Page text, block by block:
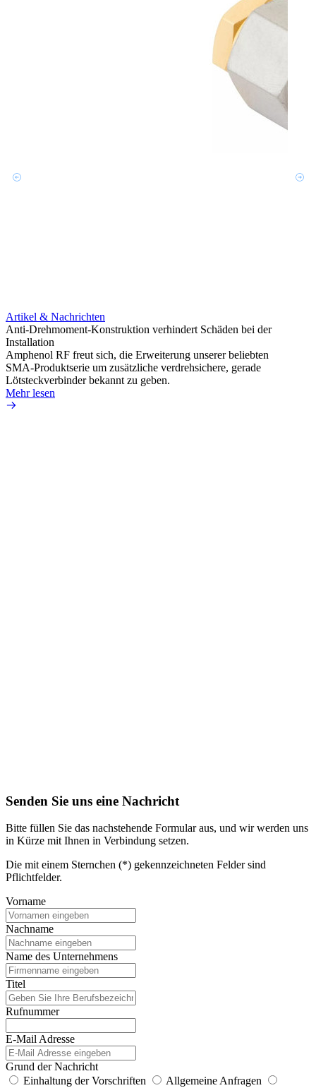
Artikel & Nachrichten
Anti-Drehmoment-Konstruktion verhindert Schäden bei der
Installation
Amphenol RF freut sich, die Erweiterung unserer beliebten
SMA-Produktserie um zusätzliche verdrehsichere, gerade
Lötsteckverbinder bekannt zu geben.
Mehr lesen
Senden Sie uns eine Nachricht
Bitte füllen Sie das nachstehende Formular aus, und wir werden uns
in Kürze mit Ihnen in Verbindung setzen.
Die mit einem Sternchen (*) gekennzeichneten Felder sind
Pflichtfelder.
Vorname
Nachname
Name des Unternehmens
Titel
Rufnummer
E-Mail Adresse
Grund der Nachricht
Einhaltung der Vorschriften
Allgemeine Anfragen